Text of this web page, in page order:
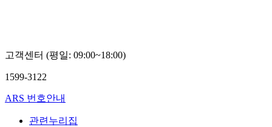
고객센터 (평일: 09:00~18:00)
1599-3122
ARS 번호안내
관련누리집